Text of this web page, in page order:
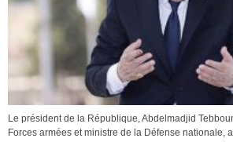
Le président de la République, Abdelmadjid
Forces armées et ministre de la Défense nationale,